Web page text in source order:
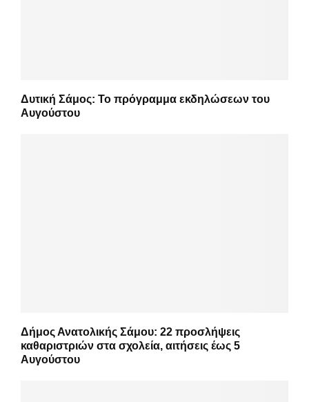
Δυτική Σάμος: Το πρόγραμμα εκδηλώσεων του
Αυγούστου
Δήμος Ανατολικής Σάμου: 22 προσλήψεις
καθαριστριών στα σχολεία, αιτήσεις έως 5
Αυγούστου